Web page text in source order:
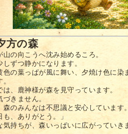
方の森
山の向こうへ沈み始めるころ。
しずつ静かになります。
色の葉っぱが風に舞い、夕焼け色に染
は、鹿神様が森を見守っています。
づきません。
森のみんなは不思議と安心しています。
も、ありがとう。」
気持ちが、森いっぱいに広がっていき